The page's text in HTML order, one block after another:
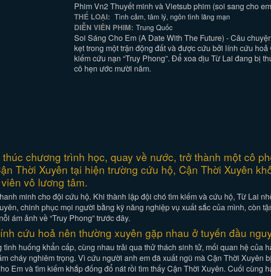
Phim Vn2 Thuyết minh và Vietsub phim (soi sang cho
THỂ LOẠI: Tình cảm, tâm lý, ngôn tình lãng mạn
DIỄN VIÊN PHIM: Trung Quốc
Soi Sáng Cho Em (A Date With The Future) - Câu
kẹt trong một trận động đất và được cứu bởi lính cứu
kiếm cứu nạn “Truy Phong”. Để xoa dịu Từ Lai đang bị
cô hẹn ước mười năm.
chương trình học, quay về nước, trở thành một cô
Thời Xuyên tại hiện trường cứu hộ, Cận Thời Xuyên
vô lương tâm.
minh cho đội cứu hộ. Khi thành lập đội chó tìm kiếm và cứu hộ, Từ Lai
chinh phục mọi người bằng kỹ năng nghiệp vụ xuất sắc của mình, còn
ám ảnh về “Truy Phong” trước đây.
cứu hoả nên thường xuyên gặp nhau ở tuyến đầu
huống khẩn cấp, cùng nhau trải qua thử thách sinh tử, mối quan hệ của
cháy nghiêm trọng. Vì cứu người anh em đã xuất ngũ mà Cận Thời Xuyên
Em và tìm kiếm khắp đống đổ nát rồi tìm thấy Cận Thời Xuyên. Cuối cùng